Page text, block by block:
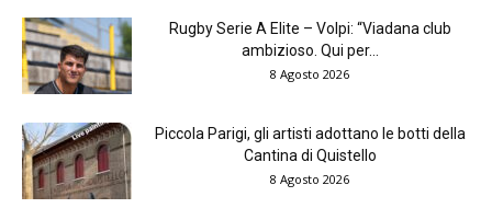
Rugby Serie A Elite – Volpi: “Viadana club
ambizioso. Qui per...
8 Agosto 2026
Piccola Parigi, gli artisti adottano le botti della
Cantina di Quistello
8 Agosto 2026